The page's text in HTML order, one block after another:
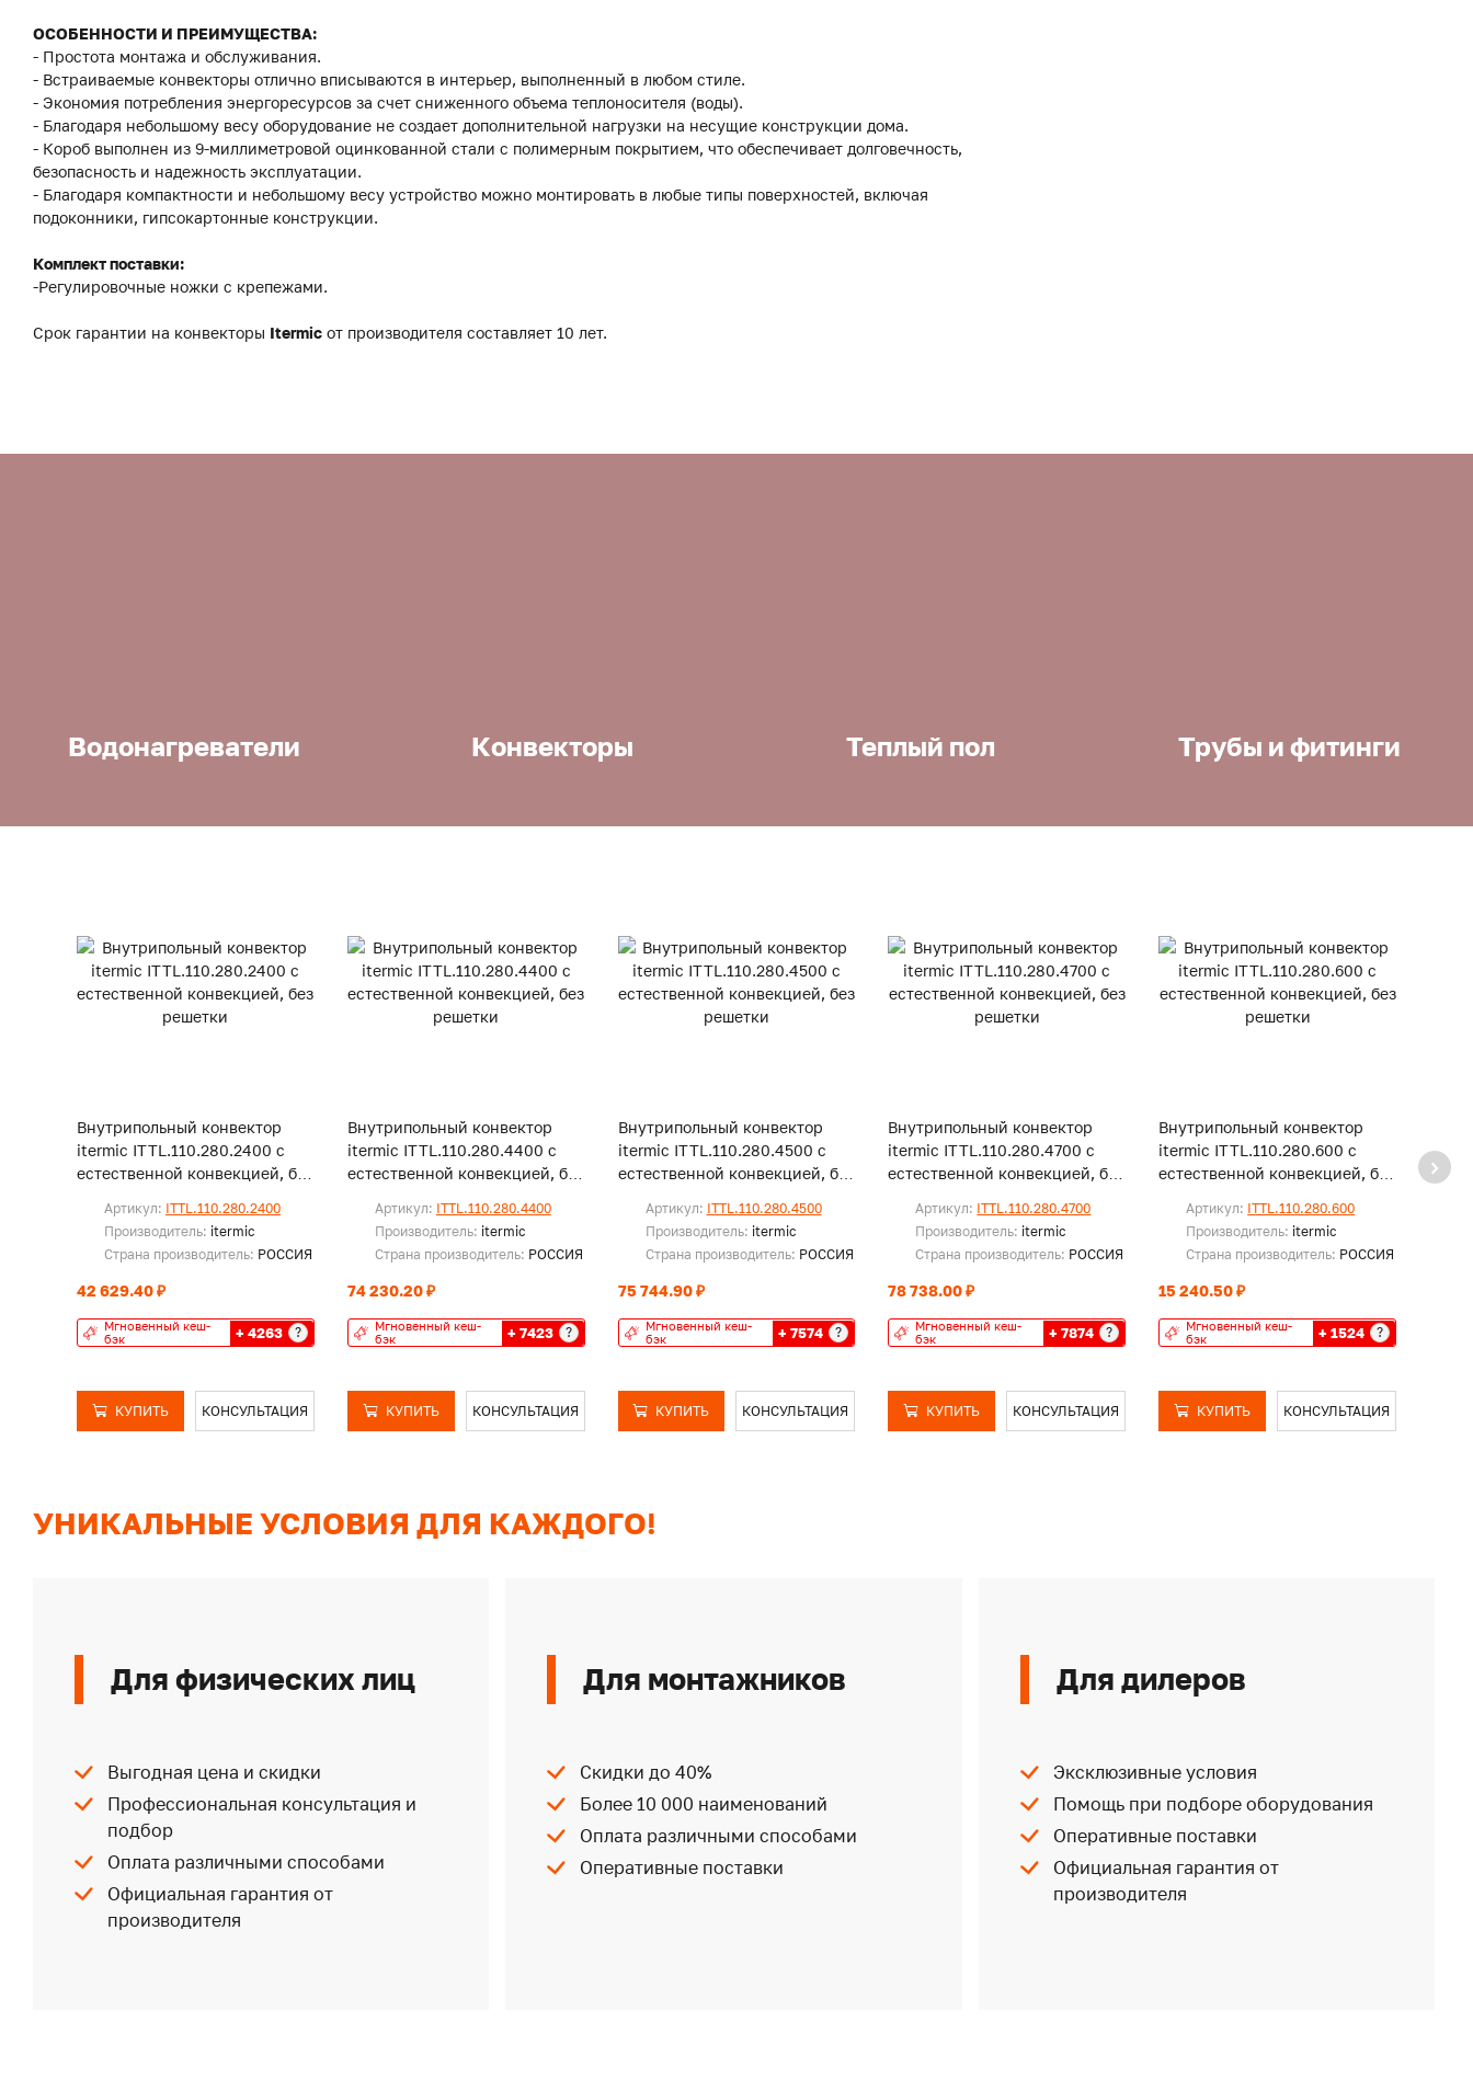
ОСОБЕННОСТИ И ПРЕИМУЩЕСТВА:
- Простота монтажа и обслуживания.
- Встраиваемые конвекторы отлично вписываются в интерьер, выполненный в любом стиле.
- Экономия потребления энергоресурсов за счет сниженного объема теплоносителя (воды).
- Благодаря небольшому весу оборудование не создает дополнительной нагрузки на несущие конструкции дома.
- Короб выполнен из 9-миллиметровой оцинкованной стали с полимерным покрытием, что обеспечивает долговечность,
безопасность и надежность эксплуатации.
- Благодаря компактности и небольшому весу устройство можно монтировать в любые типы поверхностей, включая
подоконники, гипсокартонные конструкции.
Комплект поставки:
-Регулировочные ножки с крепежами.
Срок гарантии на конвекторы Itermic от производителя составляет 10 лет.
Водонагреватели Конвекторы Теплый пол Трубы и фитинги
Внутрипольный конвектор
itermic ITTL.110.280.2400 с
естественной конвекцией, без
Артикул: ITTL.110.280.2400
Производитель: itermic
Страна производитель: РОССИЯ
42 629.40 ₽
Мгновенный кеш-
бэк
+ 4263 ?
КУПИТЬ КОНСУЛЬТАЦИЯ
Внутрипольный конвектор
itermic ITTL.110.280.4400 с
естественной конвекцией, без
Артикул: ITTL.110.280.4400
Производитель: itermic
Страна производитель: РОССИЯ
74 230.20 ₽
Мгновенный кеш-
бэк
+ 7423 ?
КУПИТЬ КОНСУЛЬТАЦИЯ
Внутрипольный конвектор
itermic ITTL.110.280.4500 с
естественной конвекцией, без
Артикул: ITTL.110.280.4500
Производитель: itermic
Страна производитель: РОССИЯ
75 744.90 ₽
Мгновенный кеш-
бэк
+ 7574 ?
КУПИТЬ КОНСУЛЬТАЦИЯ
Внутрипольный конвектор
itermic ITTL.110.280.4700 с
естественной конвекцией, без
Артикул: ITTL.110.280.4700
Производитель: itermic
Страна производитель: РОССИЯ
78 738.00 ₽
Мгновенный кеш-
бэк
+ 7874 ?
КУПИТЬ КОНСУЛЬТАЦИЯ
Внутрипольный конвектор
itermic ITTL.110.280.600 с
естественной конвекцией, без
Артикул: ITTL.110.280.600
Производитель: itermic
Страна производитель: РОССИЯ
15 240.50 ₽
Мгновенный кеш-
бэк
+ 1524 ?
КУПИТЬ КОНСУЛЬТАЦИЯ
УНИКАЛЬНЫЕ УСЛОВИЯ ДЛЯ КАЖДОГО!
Для физических лиц
Выгодная цена и скидки
Профессиональная консультация и
подбор
Оплата различными способами
Официальная гарантия от
производителя
Для монтажников
Скидки до 40%
Более 10 000 наименований
Оплата различными способами
Оперативные поставки
Для дилеров
Эксклюзивные условия
Помощь при подборе оборудования
Оперативные поставки
Официальная гарантия от
производителя